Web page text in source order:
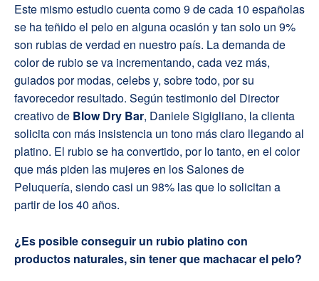
Este mismo estudio cuenta como 9 de cada 10 españolas
se ha teñido el pelo en alguna ocasión y tan solo un 9%
son rubias de verdad en nuestro país. La demanda de
color de rubio se va incrementando, cada vez más,
guiados por modas, celebs y, sobre todo, por su
favorecedor resultado. Según testimonio del Director
creativo de Blow Dry Bar, Daniele Sigigliano, la clienta
solicita con más insistencia un tono más claro llegando al
platino. El rubio se ha convertido, por lo tanto, en el color
que más piden las mujeres en los Salones de
Peluquería, siendo casi un 98% las que lo solicitan a
partir de los 40 años.
¿Es posible conseguir un rubio platino con
productos naturales, sin tener que machacar el pelo?